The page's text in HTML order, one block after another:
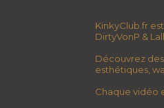
KinkyClub.fr
DirtyVonP &
Découvrez
esthétiques,
Chaque vidéo